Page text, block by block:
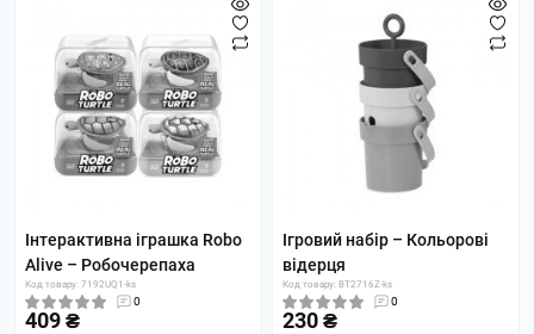
Інтерактивна іграшка Robo
Alive – Робочерепаха
Код товару: 7192UQ1-ks
0
409 ₴
Ігровий набір – Кольорові
відерця
Код товару: BT2716Z-ks
0
230 ₴